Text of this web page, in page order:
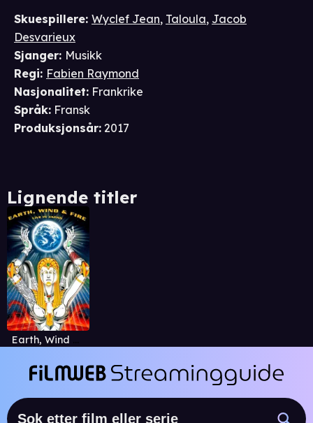
Skuespillere: Wyclef Jean, Taloula, Jacob
Desvarieux
Sjanger: Musikk
Regi: Fabien Raymond
Nasjonalitet: Frankrike
Språk: Fransk
Produksjonsår: 2017
Lignende titler
Earth, Wind and Fire - Live in Japan